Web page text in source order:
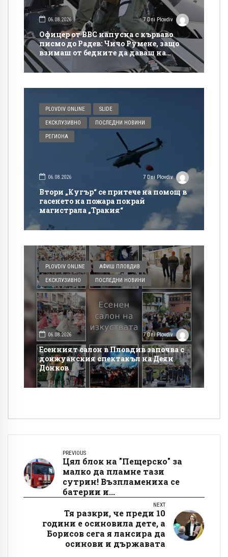
06.08.2026 7 Dni Plovdiv
Офицер от ВВС напусна с кърваво
писмо до Радев: Чичо Румене, защо
взимаш от бедните да даваш на
богатите?
PLOVDIV ONLINE SLIDE
ЕКСКЛУЗИВНО ПОСЛЕДНИ НОВИНИ
РЕГИОНА
06.08.2026 7 Dni Plovdiv
Втори „Кугър“ се притече на помощ в
гасенето на пожара покрай
магистрала „Тракия“
PLOVDIV ONLINE АФИШ ПЛОВДИВ
ЕКСКЛУЗИВНО ПОСЛЕДНИ НОВИНИ
06.08.2026 7 Dni Plovdiv
Есенният салон в Пловдив започва с
донжуанския спектакъл на Деян
Донков
PREVIOUS
Цял блок на "Пещерско" за
малко да пламне тази
сутрин! Възпламениха се
батерии и...
NEXT
Тя разкри, че преди 10
години е осиновила дете, а
Борисов сега я лансира да
осинови и държавата